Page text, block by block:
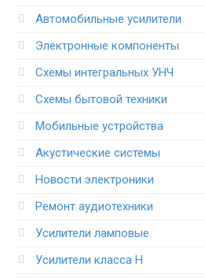
Автомобильные усилители
Электронные компоненты
Схемы интегральных УНЧ
Схемы бытовой техники
Мобильные устройства
Акустические системы
Новости электроники
Ремонт аудиотехники
Усилители ламповые
Усилители класса H